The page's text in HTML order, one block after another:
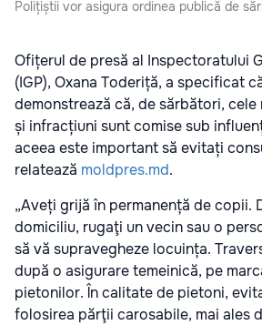
Polițiștii vor asigura ordinea publică de
Ofițerul de presă al Inspectoratului
(IGP), Oxana Toderiță, a specificat
demonstrează că, de sărbători,
și infracțiuni sunt comise sub
aceea este important să evitați
relatează moldpres.md.
„Aveți grijă în permanență de copii.
domiciliu, rugaţi un vecin sau o
să vă supravegheze locuința.
după o asigurare temeinică, pe
pietonilor. În calitate de pietoni,
folosirea părţii carosabile, mai ales